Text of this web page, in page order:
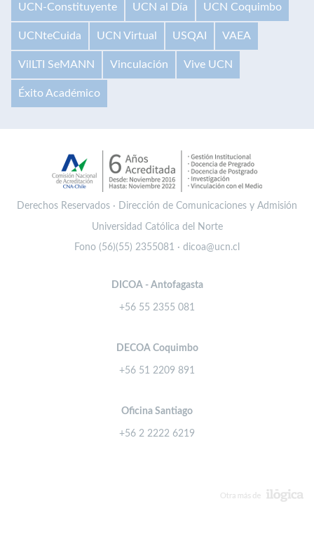
UCN-Constituyente UCN al Día UCN Coquimbo
UCNteCuida UCN Virtual USQAI VAEA
VilLTI SeMANN Vinculación Vive UCN
Éxito Académico
Derechos Reservados · Dirección de Comunicaciones y Admisión
Universidad Católica del Norte
Fono (56)(55) 2355081 · dicoa@ucn.cl
DICOA - Antofagasta
+56 55 2355 081
DECOA Coquimbo
+56 51 2209 891
Oficina Santiago
+56 2 2222 6219